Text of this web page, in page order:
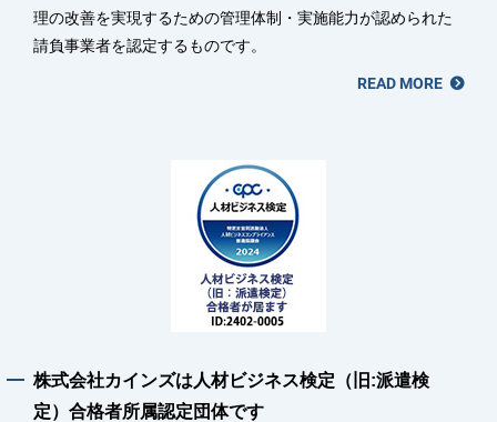
理の改善を実現するための管理体制・実施能力が認められた
請負事業者を認定するものです。
READ MORE
株式会社カインズは人材ビジネス検定（旧:派遣検
定）合格者所属認定団体です